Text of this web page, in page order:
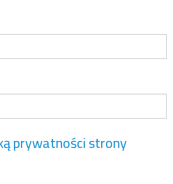
prywatności strony